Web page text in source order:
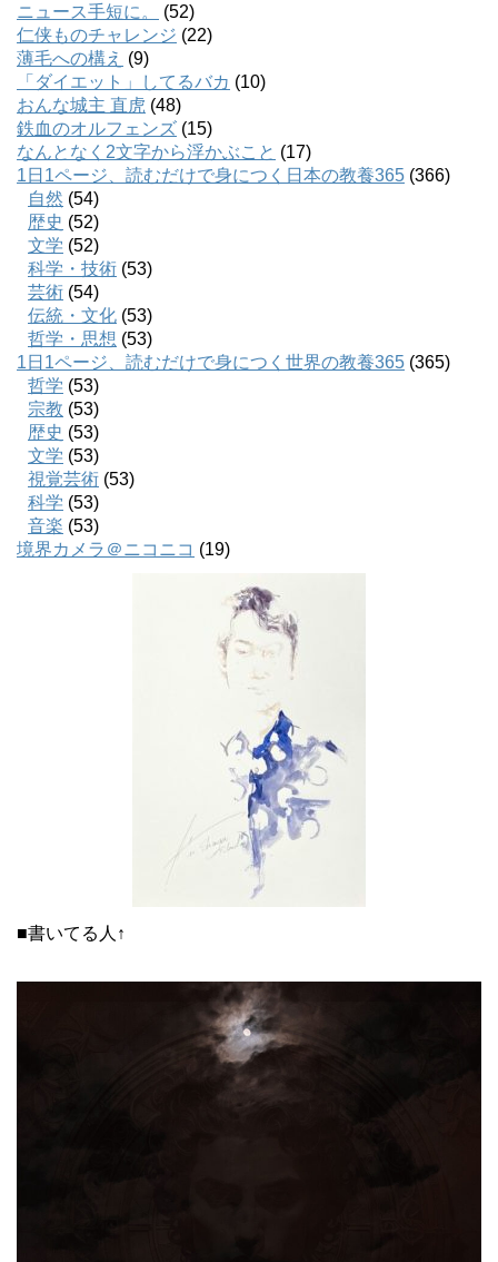
ニュース手短に。
(52)
仁侠ものチャレンジ (22)
薄毛への構え (9)
「ダイエット」してるバカ (10)
おんな城主 直虎 (48)
鉄血のオルフェンズ (15)
なんとなく2文字から浮かぶこと (17)
1日1ページ、読むだけで身につく日本の教養365 (366)
自然 (54)
歴史 (52)
文学 (52)
科学・技術 (53)
芸術 (54)
伝統・文化 (53)
哲学・思想 (53)
1日1ページ、読むだけで身につく世界の教養365 (365)
哲学 (53)
宗教 (53)
歴史 (53)
文学 (53)
視覚芸術 (53)
科学 (53)
音楽 (53)
境界カメラ＠ニコニコ (19)
■書いてる人↑